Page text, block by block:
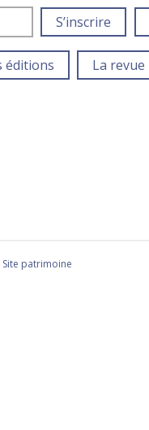
S’inscrire
éditions La revue
Site patrimoine